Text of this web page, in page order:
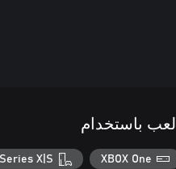
العب باستخدام
XBOX One
X|S